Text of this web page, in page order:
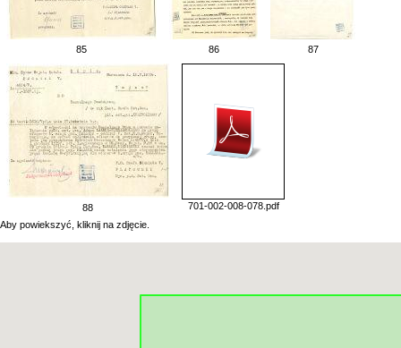
85 86 87
88
701-002-008-078.pdf
Aby powiekszyć, kliknij na zdjęcie.